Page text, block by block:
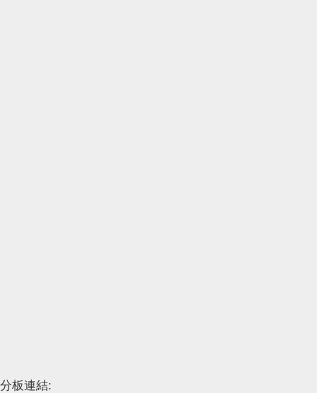
分板連結: